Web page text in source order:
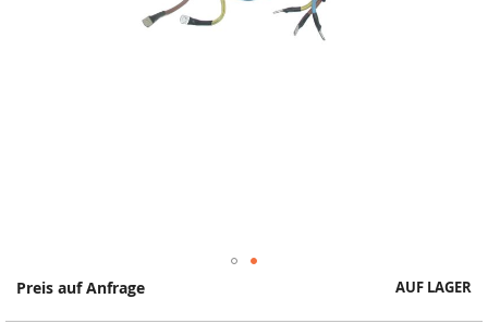
Preis auf Anfrage AUF LAGER
Springe
Anfang